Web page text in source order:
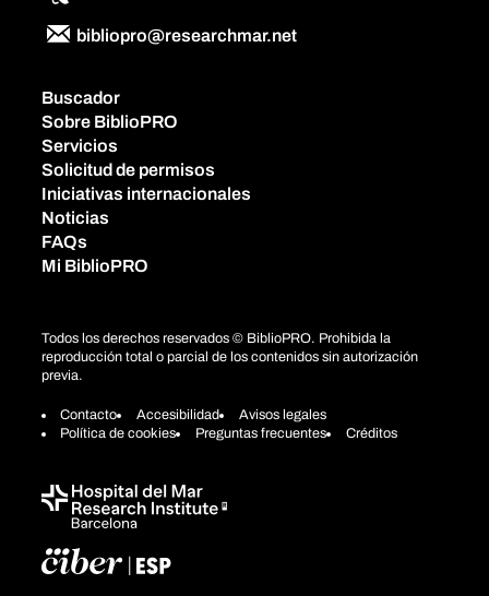
bibliopro@researchmar.net
Buscador
Sobre BiblioPRO
Servicios
Solicitud de permisos
Iniciativas internacionales
Noticias
FAQs
Mi BiblioPRO
Todos los derechos reservados © BiblioPRO. Prohibida la
reproducción total o parcial de los contenidos sin autorización
previa.
Contacto Accesibilidad
Avisos legales
Política de cookies
Preguntas frecuentes Créditos